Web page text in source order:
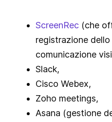
ScreenRec (che
registrazione
comunicazione
Slack,
Cisco Webex,
Zoho meetings,
Asana (gestione